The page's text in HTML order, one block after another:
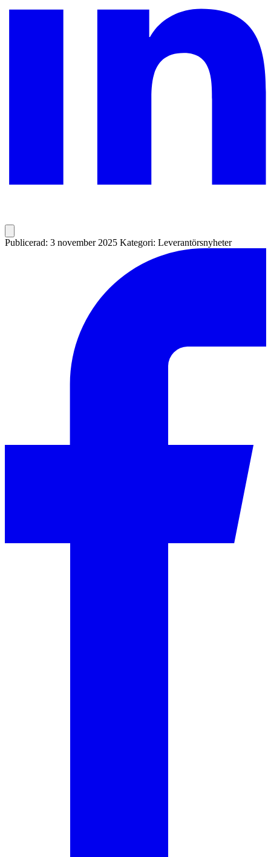
Publicerad: 3 november 2025 Kategori: Leverantörsnyheter